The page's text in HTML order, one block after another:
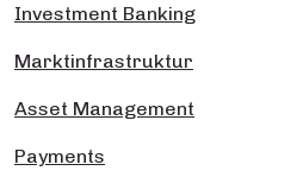
Investment Banking
Marktinfrastruktur
Asset Management
Payments